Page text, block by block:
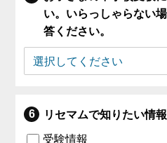
い。いらっしゃらない
答ください。
リセマムで知りたい情
受験情報